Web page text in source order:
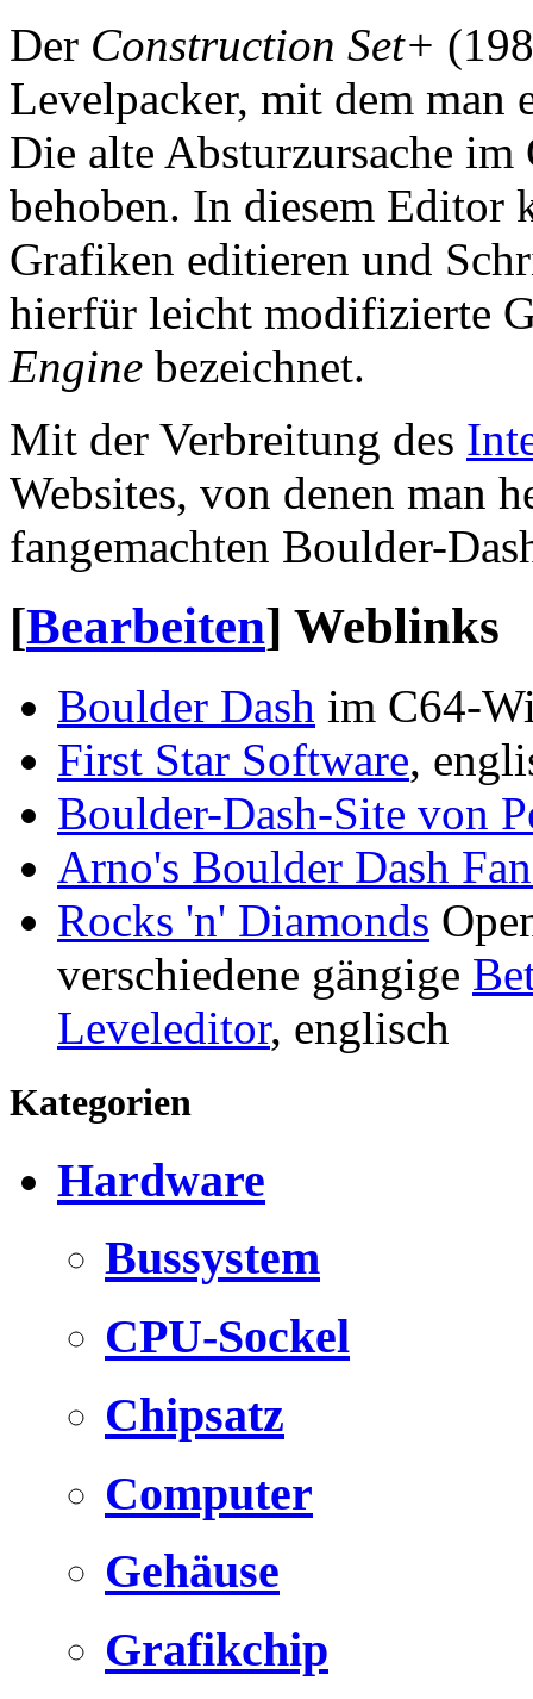
Der Construction Set+
Levelpacker, mit dem man
Die alte Absturzursache
behoben. In diesem Editor
Grafiken editieren und
hierfür leicht modifizierte
Engine bezeichnet.
Mit der Verbreitung des
Websites, von denen man
fangemachten Boulder-
[Bearbeiten] Weblinks
Boulder Dash im C64-
First Star Software,
Boulder-Dash-Site von
Arno's Boulder Dash
Rocks 'n' Diamonds
verschiedene gängige
Leveleditor, englisch
Kategorien
Hardware
Bussystem
CPU-Sockel
Chipsatz
Computer
Gehäuse
Grafikchip